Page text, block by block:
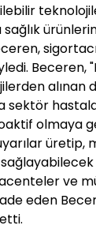
sağlık
Beceren,
alınan
sektör
olmaya
üretip,
ve
eden